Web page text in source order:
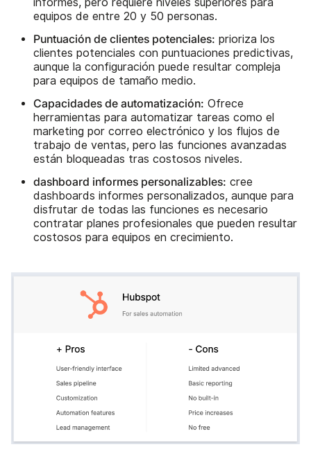
equipos de entre 20 y 50 personas.
Puntuación de clientes potenciales: prioriza los
clientes potenciales con puntuaciones predictivas,
aunque la configuración puede resultar compleja
para equipos de tamaño medio.
Capacidades de automatización: Ofrece
herramientas para automatizar tareas como el
marketing por correo electrónico y los flujos de
trabajo de ventas, pero las funciones avanzadas
están bloqueadas tras costosos niveles.
dashboard informes personalizables: cree
dashboards informes personalizados, aunque para
disfrutar de todas las funciones es necesario
contratar planes profesionales que pueden resultar
costosos para equipos en crecimiento.